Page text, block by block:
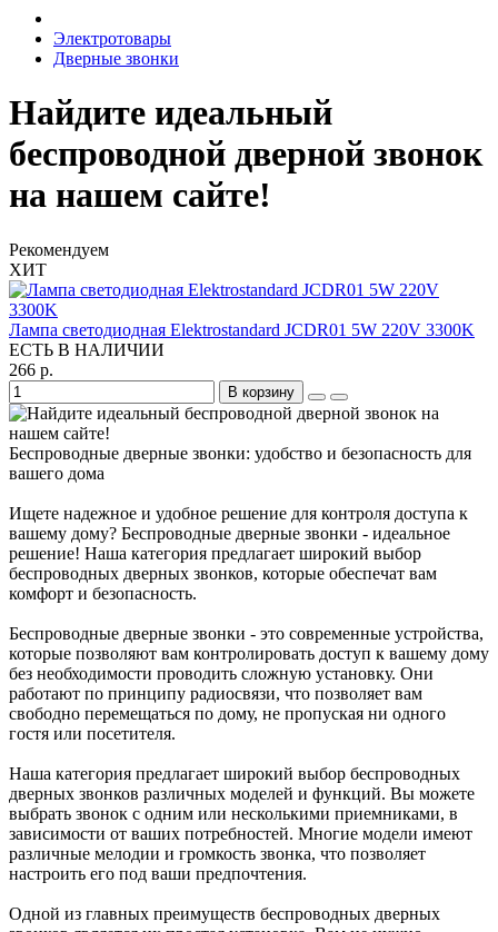
Электротовары
Дверные звонки
Найдите идеальный
беспроводной дверной звонок
на нашем сайте!
Рекомендуем
ХИТ
Лампа светодиодная Elektrostandard JCDR01 5W 220V 3300K
ЕСТЬ В НАЛИЧИИ
266 р.
В корзину
Беспроводные дверные звонки: удобство и безопасность для
вашего дома
Ищете надежное и удобное решение для контроля доступа к
вашему дому? Беспроводные дверные звонки - идеальное
решение! Наша категория предлагает широкий выбор
беспроводных дверных звонков, которые обеспечат вам
комфорт и безопасность.
Беспроводные дверные звонки - это современные устройства,
которые позволяют вам контролировать доступ к вашему дому
без необходимости проводить сложную установку. Они
работают по принципу радиосвязи, что позволяет вам
свободно перемещаться по дому, не пропуская ни одного
гостя или посетителя.
Наша категория предлагает широкий выбор беспроводных
дверных звонков различных моделей и функций. Вы можете
выбрать звонок с одним или несколькими приемниками, в
зависимости от ваших потребностей. Многие модели имеют
различные мелодии и громкость звонка, что позволяет
настроить его под ваши предпочтения.
Одной из главных преимуществ беспроводных дверных